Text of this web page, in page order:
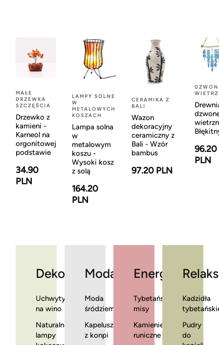
MAŁE
DRZEWKA
SZCZĘŚCIA
Drzewko z
kamieni -
Karneol na
orgonitowej
podstawie
34.90
PLN
LAMPY SOLNE
W
METALOWYCH
KOSZACH
Lampa solna
w
metalowym
koszu -
Wysoki kosz
z solą
164.20
PLN
CERAMIKA Z
BALI
Wazon
dekoracyjny
ceramiczny z
Bali - Wzór
bambus
97.20 PLN
96.20
PLN
Dekoracje
Uchwyty
na wino
Naturalne
lampy
Moda
Moda
śródziemnomorska
Kapelusze
z konpi
Energia
Tybetańskie
misy
Kamienie
runiczne
Relaks
Kadzidła
Pudry
do